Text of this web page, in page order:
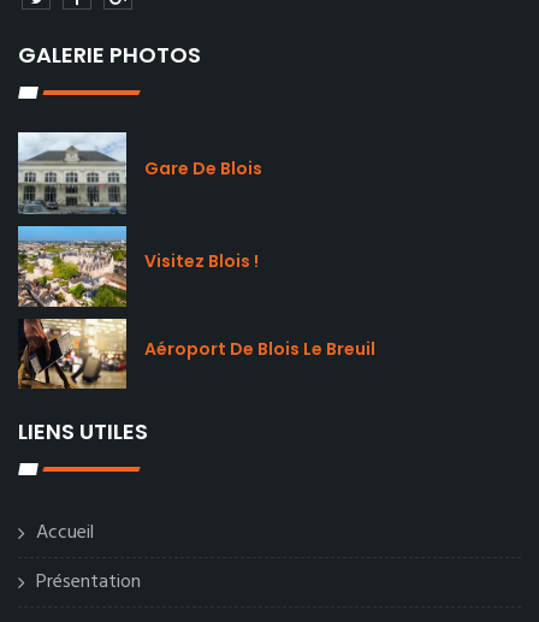
GALERIE PHOTOS
Gare De Blois
Visitez Blois !
Aéroport De Blois Le Breuil
LIENS UTILES
Accueil
Présentation